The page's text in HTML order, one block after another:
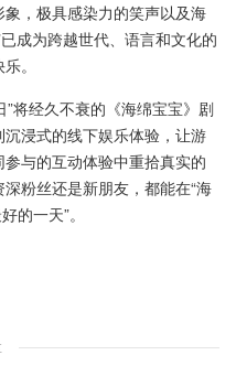
，极具感染力的笑声以及海
成为跨越世代、语言和文化的
。
经久不衰的《海绵宝宝》剧
浸式的线下娱乐体验，让游
与的互动体验中重拾真实的
粉丝还是新朋友，都能在“海
的一天”。